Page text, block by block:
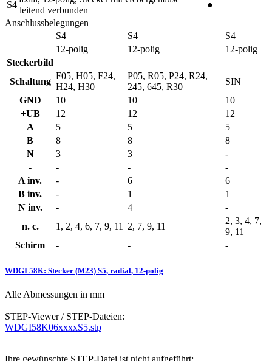
S4
leitend verbunden
●
Anschlussbelegungen
S4
S4
S4
12-polig
12-polig
12-polig
Steckerbild
Schaltung
F05, H05, F24,
H24, H30
P05, R05, P24, R24,
245, 645, R30
SIN
GND
10 10
10
+UB
12 12
12
A
5 5
5
B
8 8
8
N
3 3
-
-
- -
-
A inv.
- 6
6
B inv.
- 1
1
N inv.
- 4
-
n. c.
1, 2, 4, 6, 7, 9, 11 2, 7, 9, 11
2, 3, 4, 7,
9, 11
Schirm
- - -
WDGI 58K: Stecker (M23) S5, radial, 12-polig
Alle Abmessungen in mm
STEP-Viewer / STEP-Dateien:
WDGI58K06xxxxS5.stp
Ihre gewünschte STEP-Datei ist nicht aufgeführt: